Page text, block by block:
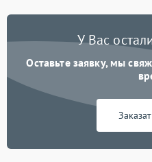
У Вас
Оставьте заявку, мы